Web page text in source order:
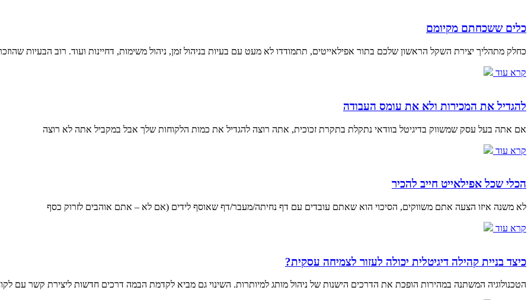
כלים ששכחתם מקיומם
כחלק מתהליך יצירת השקל הראשון שלכם בתור אפילאייטים, תתמודדו לא מעט עם בעיות בניהול זמן, ניהול משימות, דחיינות ועוד. רוב הבעיות
קרא עוד
להגדיל את המכירות ולא את עומס העבודה
אם אתה בעל עסק שמשווק בדיגיטל בוודאי נתקלת בתקרת זכוכית, אתה רוצה להגדיל את כמות הלקוחות שלך אבל במקביל אתה לא רוצה
קרא עוד
הכלי שכל אפילאייט חייב להכיר
לא משנה איזו הצעה אתם משווקים, הסיכוי הוא שאתם עובדים עם דף נחיתה/מעבר/דף שאוסף לידים (אם לא – אתם אוהבים לזרוק כסף
קרא עוד
כיצד בניית קהילה דיגיטלית יכולה לעזור לצמיחה עסקית?
הטכנולוגיה המשתנה במהירות הופכת את הדרכים הישנות של ניהול מותג למיותרות. השינוי גם מביא לקדמת הבמה דרכים חדשות ליצירת קשר עם